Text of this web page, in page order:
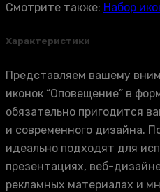
Смотрите также: Набор
Характеристики
Представляем вашему
иконок “Оповещение” в
обязательно пригодится
и современного дизайна.
идеально подходят для
презентациях, веб-
рекламных материалах и